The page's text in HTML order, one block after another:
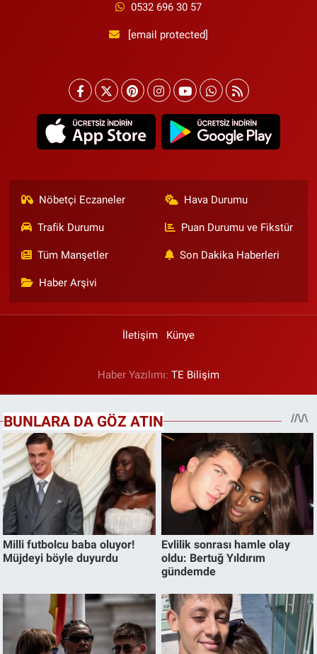
0532 696 30 57
[email protected]
Nöbetçi Eczaneler Hava Durumu
Trafik Durumu Puan Durumu ve Fikstür
Tüm Manşetler Son Dakika Haberleri
Haber Arşivi
İletişim Künye
Haber Yazılımı: TE Bilişim